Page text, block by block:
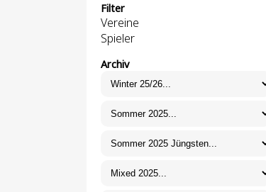
Filter
Vereine
Spieler
Archiv